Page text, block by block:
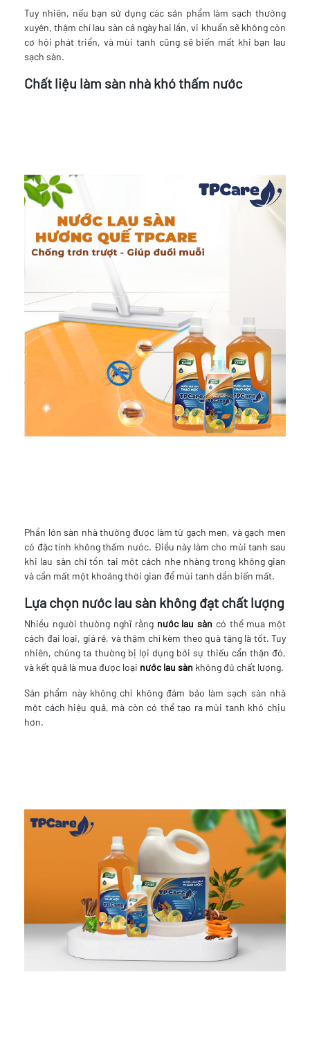
Tuy nhiên, nếu bạn sử dụng các sản phẩm làm sạch thường
xuyên, thậm chí lau sàn cả ngày hai lần, vi khuẩn sẽ không còn
cơ hội phát triển, và mùi tanh cũng sẽ biến mất khi bạn lau
sạch sàn.
Chất liệu làm sàn nhà khó thấm nước
Phần lớn sàn nhà thường được làm từ gạch men, và gạch men
có đặc tính không thấm nước. Điều này làm cho mùi tanh sau
khi lau sàn chỉ tồn tại một cách nhẹ nhàng trong không gian
và cần mất một khoảng thời gian để mùi tanh dần biến mất.
Lựa chọn nước lau sàn không đạt chất lượng
Nhiều người thường nghĩ rằng nước lau sàn có thể mua một
cách đại loại, giá rẻ, và thậm chí kèm theo quà tặng là tốt. Tuy
nhiên, chúng ta thường bị lợi dụng bởi sự thiếu cẩn thận đó,
và kết quả là mua được loại nước lau sàn không đủ chất lượng.
Sản phẩm này không chỉ không đảm bảo làm sạch sàn nhà
một cách hiệu quả, mà còn có thể tạo ra mùi tanh khó chịu
hơn.